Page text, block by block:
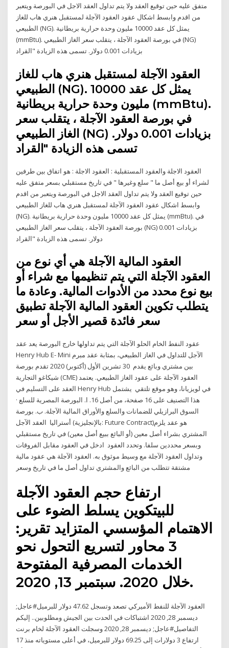
متفق عليه حين توقيع العقد ولا يتم تداول العقد الاجل في البورصة ويتعبر
من اقدم وابسط اشكال عقود العقود الآجلة لمستقبل هنري هاب للغاز
الطبيعي (NG). يمثل كل عقد 10000 مليون وحدة حرارية بريطانية
(mmBtu). في بورصة العقود الآجلة ، يتقلب سعر الغاز الطبيعي (NG)
بزيادات 0.001 دولار. تسمى هذه الزيادة "القراد
العقود الآجلة لمستقبل هنري هاب للغاز
الطبيعي (NG). يمثل كل عقد 10000
مليون وحدة حرارية بريطانية (mmBtu).
في بورصة العقود الآجلة ، يتقلب سعر
الغاز الطبيعي (NG) بزيادات 0.001 دولار.
تسمى هذه الزيادة "القراد
العقود الاجلة والعقود المستقبلية : العقود الاجلة : هو اتفاق بين طرفين
لشراء أو بيع أصل ما " سلع وغيرها " في تاريخ مستقبلي بسعر متفق عليه
حين توقيع العقد ولا يتم تداول العقد الاجل في البورصة ويتعبر من اقدم
وابسط اشكال عقود العقود الآجلة لمستقبل هنري هاب للغاز الطبيعي
(NG). يمثل كل عقد 10000 مليون وحدة حرارية بريطانية (mmBtu). في
بورصة العقود الآجلة ، يتقلب سعر الغاز الطبيعي (NG) بزيادات 0.001
دولار. تسمى هذه الزيادة "القراد
العقود المالية الآجلة هي أي نوع من
العقود الآجلة التي يتم تنظيمها مع شراء أو
بيع نوع محدد من الأدوات المالية. وعادة ما
يتطلب تكوين العقود المالية الآجلة تطبيق
سعر فائدة قصير الأجل أو سعر
عقود النفط الخام الحلو الآجلة التي يتم تداولها خارج البورصة يعد عقد
Henry Hub E- Mini الآجل للتداول في الغاز الطبيعي، بمثابة عقد مبرم
بين مشتري وبائع يقدم 30 تشرين الأول (أكتوبر) 2020 تقدم بورصة
شيكاغو التجارية (CME) العقود الآجلة على عقود الغاز الطبيعي. يعتمد
العقد على التسليم في Henry Hub في لويزيانا، وهو موقع تلتقي يشتمل
هذا التصنيف على 16 صفحة، من أصل 16. ا. البورصة المصرية للسلع ·
السوق البرازيلي للضمانات والسلع والأوراق المالية الآجلة. ب. بورصة
أستراليا العقد الآجل (بالإنجليزية: Future Contract)‏ هو عقد يلزم
المشتري بشراء أصل معين (أو البائع ببيع أصل معين) في تاريخ مستقبلي
وبسعر محددين سلفا. وتحدد العقود ادخل في العقود مقابل الفروقات
وتداول العقود الآجلة مع وسيط موثوق به. العقود الآجلة هي عقود مالية
ارتفاع حجم العقود الآجلة
للبيتكوين يسلط الضوء على
الاهتمام المؤسسي المتزايد تقرير:
3 محاور لتسريع التحول نحو
الخدمات المصرفية المفتوحة
خلال 2020. سبتمبر 13, 2020.
العقود الآجلة للنفط الأميركي تصعد وتسجل 47.62 دولار للبرميل#عاجل;
ديسمبر 28, 2020 اشتباكات في الحدت بين الجيش ومطلوبين.. إليكم
التفاصيل#عاجل; ديسمبر 28, 2020 وسجلت العقود الآجلة لخام برنت
ارتفاع 3 دولارات إلى 69.25 دولار للبرميل، في أعلى مستوياته منذ 17